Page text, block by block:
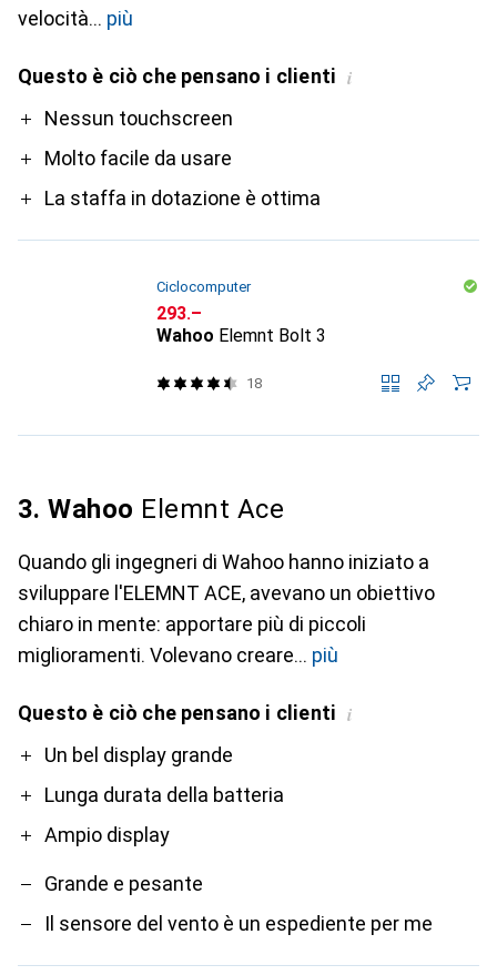
velocità
più
Questo è ciò che pensano i clienti i
ProNessun touchscreen
Molto facile da usare
La staffa in dotazione è ottima
Ciclocomputer
CHF
293.–
Wahoo Elemnt Bolt 3
18
3. Wahoo Elemnt Ace
Quando gli ingegneri di Wahoo hanno iniziato a
sviluppare l'ELEMNT ACE, avevano un obiettivo
chiaro in mente: apportare più di piccoli
miglioramenti. Volevano creare
più
Questo è ciò che pensano i clienti i
ProUn bel display grande
Lunga durata della batteria
Ampio display
Contro
Grande e pesante
Il sensore del vento è un espediente per me